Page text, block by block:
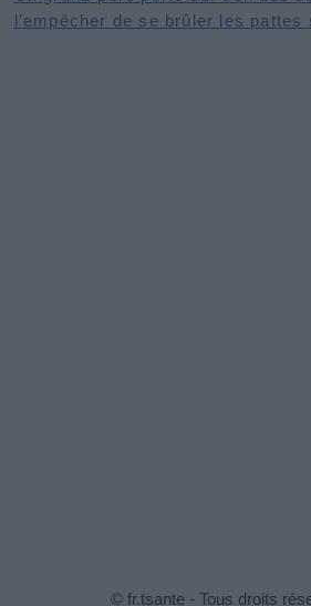
l’empêcher de se brûler les pattes
© fr.tsante - Tous droits